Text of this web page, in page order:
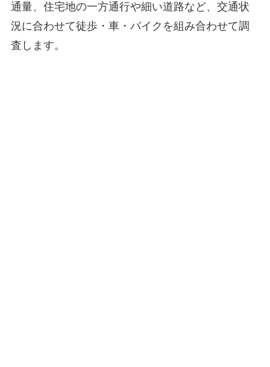
通量、住宅地の一方通行や細い道路など、交通状
況に合わせて徒歩・車・バイクを組み合わせて調
査します。